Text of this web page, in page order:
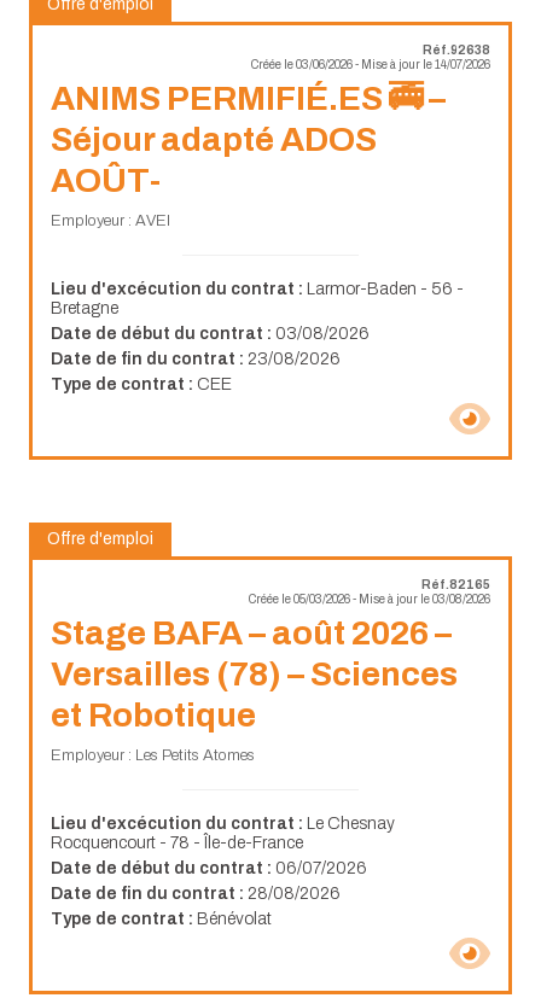
Offre d'emploi
Réf.92638
Créée le 03/06/2026 - Mise à jour le 14/07/2026
ANIMS PERMIFIÉ.ES 🚎 –
Séjour adapté ADOS
AOÛT-
Employeur : AVEI
Lieu d'excécution du contrat : Larmor-Baden - 56 -
Bretagne
Date de début du contrat : 03/08/2026
Date de fin du contrat : 23/08/2026
Type de contrat : CEE
Offre d'emploi
Réf.82165
Créée le 05/03/2026 - Mise à jour le 03/08/2026
Stage BAFA – août 2026 –
Versailles (78) – Sciences
et Robotique
Employeur : Les Petits Atomes
Lieu d'excécution du contrat : Le Chesnay
Rocquencourt - 78 - Île-de-France
Date de début du contrat : 06/07/2026
Date de fin du contrat : 28/08/2026
Type de contrat : Bénévolat